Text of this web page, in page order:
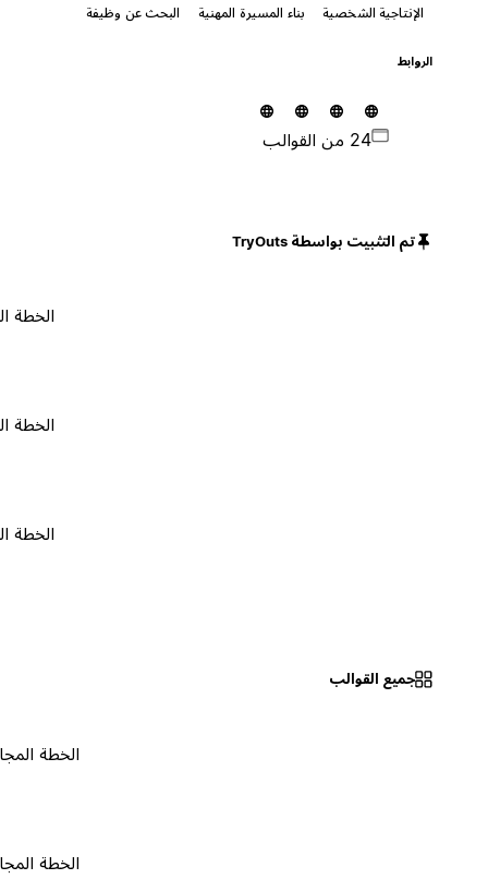
الإنتاجية الشخصية بناء المسيرة المهنية البحث عن وظيفة
تم التثبيت بواسطة TryOuts
الخطة المجانية
الخطة المجانية
الخطة المجانية
جميع القوالب
الخطة المجانية ٠
الخطة المجانية ٠